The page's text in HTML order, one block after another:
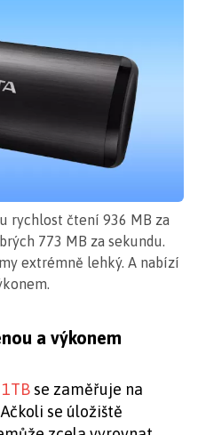
rychlost čtení 936 MB za
773 MB za sekundu.
extrémně lehký. A nabízí
a výkonem
se zaměřuje na
se úložiště